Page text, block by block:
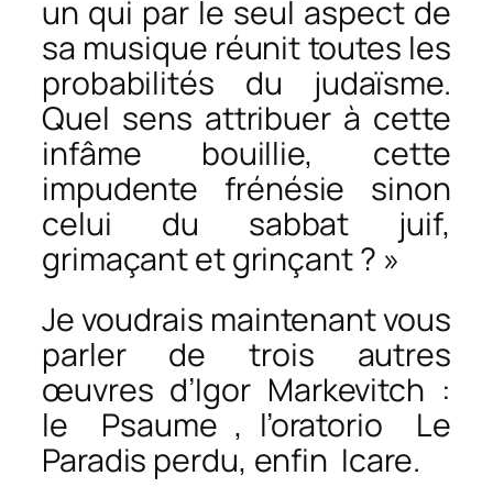
un qui par le seul aspect de
sa musique réunit toutes les
probabilités du judaïsme.
Quel sens attribuer à cette
infâme bouillie, cette
impudente frénésie sinon
celui du sabbat juif,
grimaçant et grinçant ? »
Je voudrais maintenant vous
parler de trois autres
œuvres d’Igor Markevitch :
le Psaume , l’oratorio Le
Paradis perdu, enfin Icare.